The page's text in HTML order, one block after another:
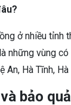
ở nhiều tỉnh
những vùng
Hà Tĩnh, Hà
bảo